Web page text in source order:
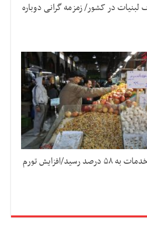
در کشور/ زمزمه گرانی دوباره
تورم نقطه‌به‌نقطه خدمات به ۵۸ درصد رسید/افزایش تورم